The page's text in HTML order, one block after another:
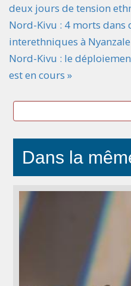
deux jours de tension
Nord-Kivu : 4 morts dans
interethniques à
Nord-Kivu : le
est en cours »
Dans la